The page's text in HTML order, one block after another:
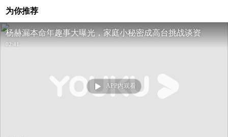
为你推荐
杨赫漏本命年趣事大曝光，家庭小秘密成高台挑战谈资
02:41
APP内观看